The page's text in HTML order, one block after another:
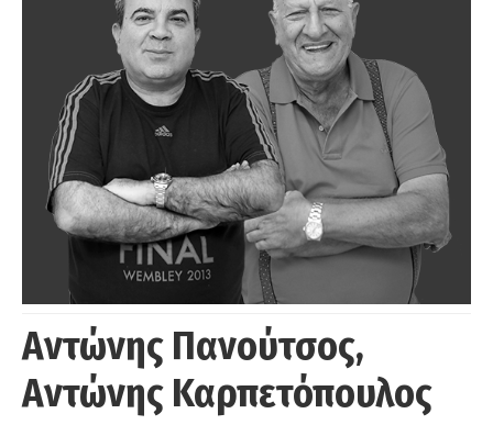
Αντώνης Πανούτσος,
Αντώνης Καρπετόπουλος